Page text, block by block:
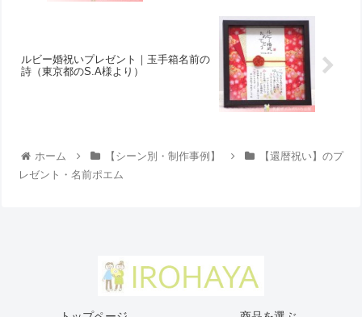
ルビー婚祝いプレゼント｜玉手箱名前の
詩（東京都のS.A様より）
ホーム 【シーン別・制作事例】
【還暦祝い】のプ
レゼント・名前ポエム